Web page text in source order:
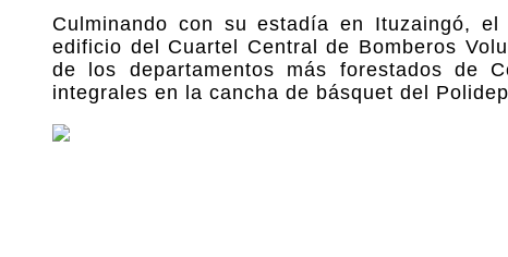
Culminando con su estadía en Ituzaingó,
edificio del Cuartel Central de Bomberos
de los departamentos más forestados de
integrales en la cancha de básquet del